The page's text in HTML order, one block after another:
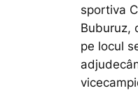
sportiva
Buburuz,
pe locul